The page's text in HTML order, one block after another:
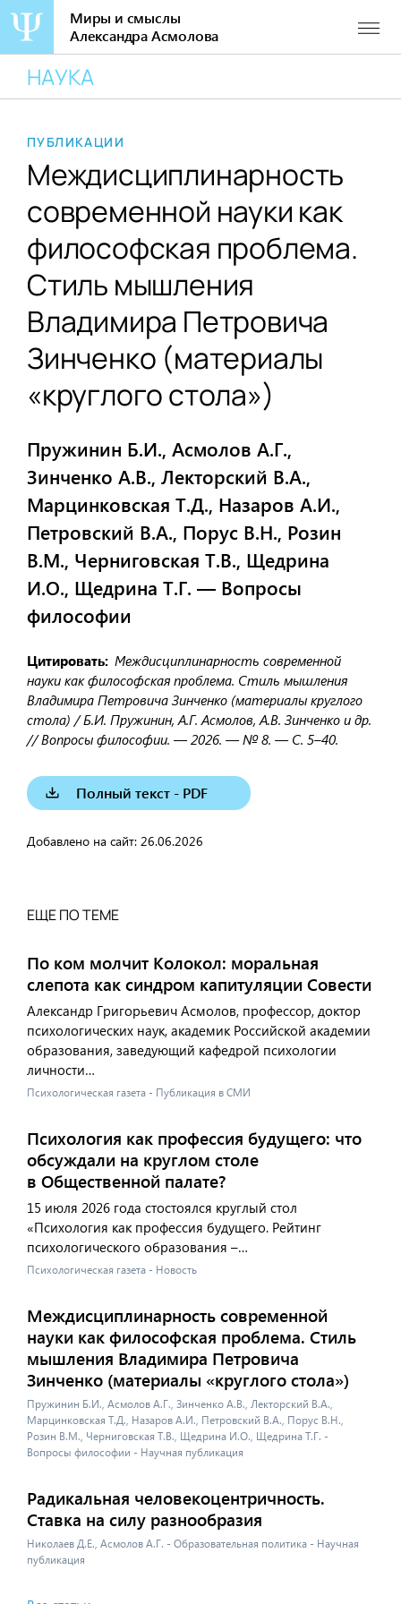
содержанию
Миры и смыслы
Александра Асмолова
НАУКА
ПУБЛИКАЦИИ
Междисциплинарность
современной науки как
философская проблема.
Стиль мышления
Владимира Петровича
Зинченко (материалы
«круглого стола»)
Пружинин Б.И., Асмолов А.Г.,
Зинченко А.В., Лекторский В.А.,
Марцинковская Т.Д., Назаров А.И.,
Петровский В.А., Порус В.Н., Розин
В.М., Черниговская Т.В., Щедрина
И.О., Щедрина Т.Г. — Вопросы
философии
Цитировать Междисциплинарность современной
науки как философская проблема. Стиль мышления
Владимира Петровича Зинченко (материалы круглого
стола) / Б.И. Пружинин, А.Г. Асмолов, А.В. Зинченко и др.
// Вопросы философии. — 2026. — № 8. — С. 5–40.
Полный текст - PDF
Добавлено на сайт: 26.06.2026
ЕЩЕ ПО ТЕМЕ
По ком молчит Колокол: моральная
слепота как синдром капитуляции Совести
Александр Григорьевич Асмолов, профессор, доктор
психологических наук, академик Российской академии
образования, заведующий кафедрой психологии
личности…
Психологическая газета - Публикация в СМИ
Психология как профессия будущего: что
обсуждали на круглом столе
в Общественной палате?
15 июля 2026 года стостоялся круглый стол
«Психология как профессия будущего. Рейтинг
психологического образования –…
Психологическая газета - Новость
Междисциплинарность современной
науки как философская проблема. Стиль
мышления Владимира Петровича
Зинченко (материалы «круглого стола»)
Пружинин Б.И., Асмолов А.Г., Зинченко А.В., Лекторский В.А.,
Марцинковская Т.Д., Назаров А.И., Петровский В.А., Порус В.Н.,
Розин В.М., Черниговская Т.В., Щедрина И.О., Щедрина Т.Г. -
Вопросы философии - Научная публикация
Радикальная человекоцентричность.
Ставка на силу разнообразия
Николаев Д.Е., Асмолов А.Г. - Образовательная политика - Научная
публикация